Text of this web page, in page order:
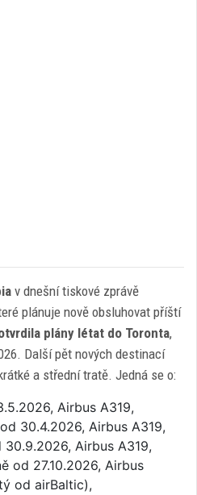
v dnešní tiskové zprávě
plánuje nově obsluhovat příští
plány létat do Toronta,
Další pět nových destinací
a střední tratě. Jedná se o:
Airbus A319,
30.4.2026, Airbus A319,
Airbus A319,
od 27.10.2026, Airbus
od airBaltic),